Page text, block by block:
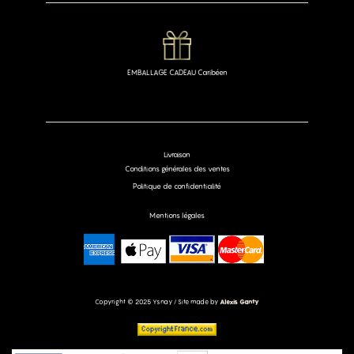
EMBALLAGE CADEAU Caribéen
Copyright © 2025 Ysnay / Site made by Alexis Ganty
Mentions légales
Politique de confidentialité
Conditions générales des ventes
Livraison